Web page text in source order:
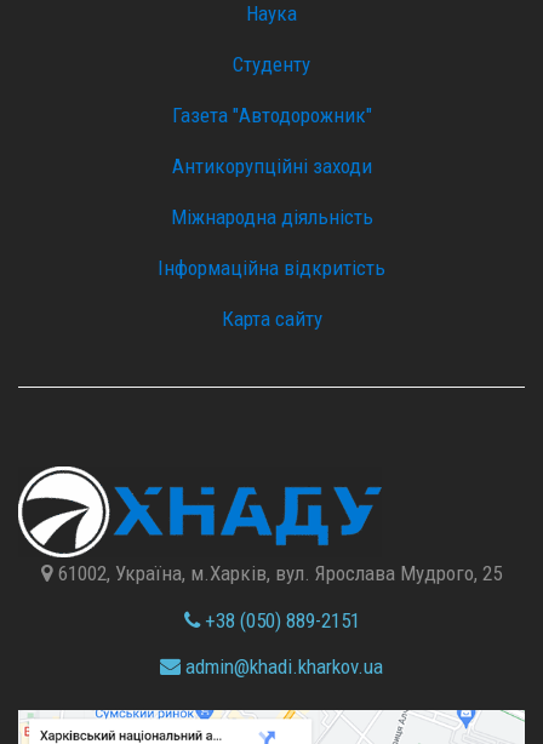
Наука
Студенту
Газета "Автодорожник"
Антикорупційні заходи
Міжнародна діяльність
Інформаційна відкритість
Карта сайту
61002, Україна, м.Харків, вул. Ярослава Мудрого, 25
+38 (050) 889-2151
admin@khadi.kharkov.ua